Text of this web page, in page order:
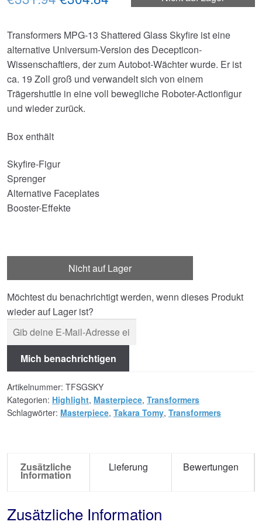
war:
€331.94
ist:
€304.84.
Transformers MPG-13 Shattered Glass Skyfire ist eine
alternative Universum-Version des Decepticon-
Wissenschaftlers, der zum Autobot-Wächter wurde. Er ist
ca. 19 Zoll groß und verwandelt sich von einem
Trägershuttle in eine voll bewegliche Roboter-Actionfigur
und wieder zurück.
Box enthält
Skyfire-Figur
Sprenger
Alternative Faceplates
Booster-Effekte
Nicht auf Lager
Möchtest du benachrichtigt werden, wenn dieses Produkt
wieder auf Lager ist?
Mich benachrichtigen
Artikelnummer: TFSGSKY
Kategorien: Highlight, Masterpiece, Transformers
Schlagwörter: Masterpiece, Takara Tomy, Transformers
Zusätzliche
Information
Lieferung Bewertungen
Zusätzliche Information